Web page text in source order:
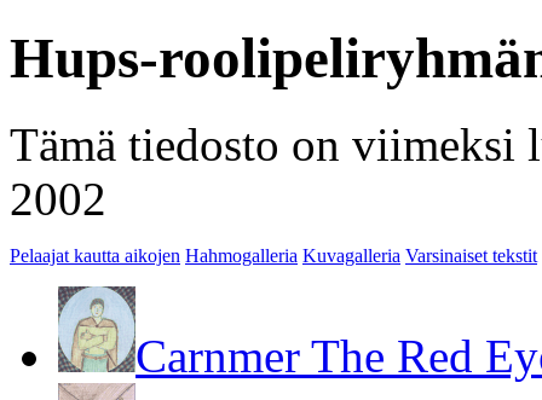
Hups-
Tämä tiedosto on viimeksi
2002
Pelaajat kautta aikojen Hahmogalleria Kuvagalleria Varsinaiset tekstit
Carnmer The Red